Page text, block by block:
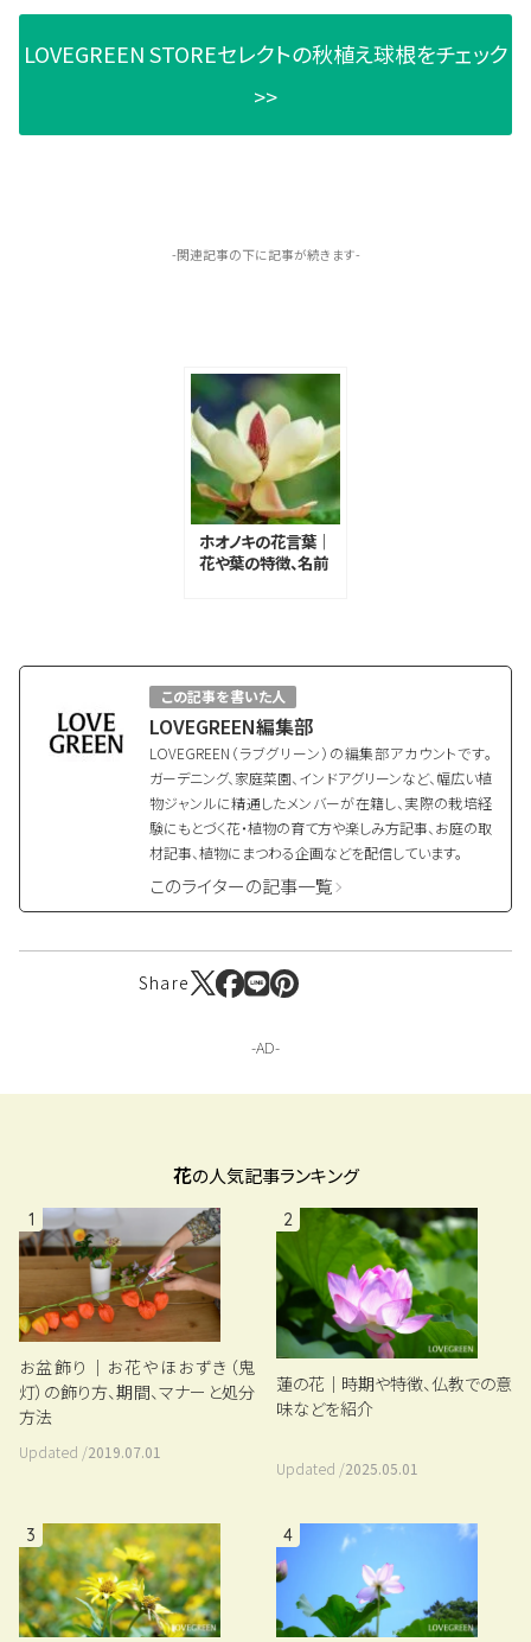
LOVEGREEN STOREセレクトの秋植え球根をチェック
>>
-関連記事の下に記事が続きます-
ホオノキの花言葉｜
花や葉の特徴、名前
この記事を書いた人
LOVEGREEN編集部
LOVEGREEN（ラブグリーン）の編集部アカウントです。
ガーデニング、家庭菜園、インドアグリーンなど、幅広い植
物ジャンルに精通したメンバーが在籍し、実際の栽培経
験にもとづく花・植物の育て方や楽しみ方記事、お庭の取
材記事、植物にまつわる企画などを配信しています。
このライターの記事一覧
Share
花の人気記事ランキング
1
お盆飾り｜お花やほおずき（鬼
灯）の飾り方、期間、マナーと処分
方法
Updated /2019.07.01
2
蓮の花｜時期や特徴、仏教での意
味などを紹介
Updated /2025.05.01
3 4